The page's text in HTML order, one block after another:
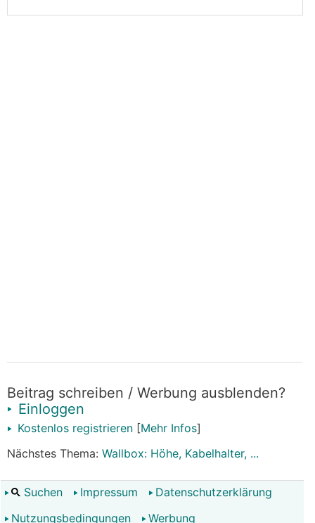
Beitrag schreiben / Werbung ausblenden?
Einloggen
Kostenlos registrieren [Mehr Infos]
Nächstes Thema: Wallbox: Höhe, Kabelhalter, ...
Suchen Impressum
Datenschutzerklärung
Nutzungsbedingungen
Werbung